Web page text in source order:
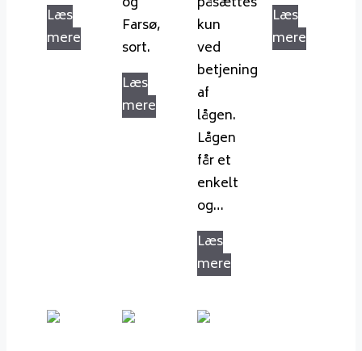
Læs
mere
Farsø,
sort.
Læs
mere
kun
ved
betjening
af
lågen.
Lågen
får et
enkelt
og…
Læs
mere
Læs
mere